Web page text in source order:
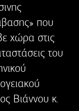
που
χώρα στις
του
Βιάννου κ.